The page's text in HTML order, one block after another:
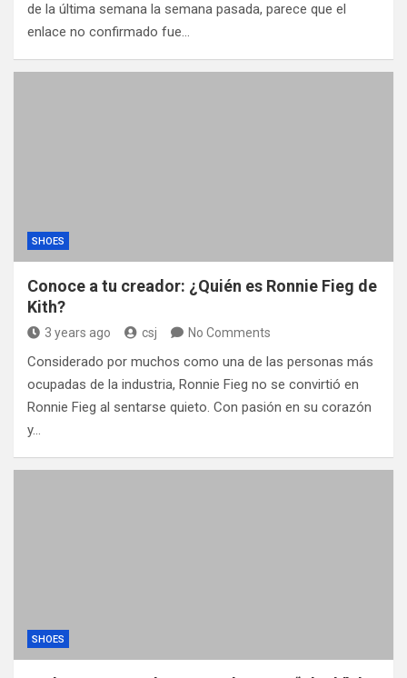
de la última semana la semana pasada, parece que el
enlace no confirmado fue…
SHOES
Conoce a tu creador: ¿Quién es Ronnie Fieg de
Kith?
3 years ago csj No Comments
Considerado por muchos como una de las personas más
ocupadas de la industria, Ronnie Fieg no se convirtió en
Ronnie Fieg al sentarse quieto. Con pasión en su corazón
y…
SHOES